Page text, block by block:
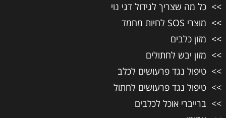
כל מה שצריך לגידול דגי נוי
מוצרי SOS לחיות מחמד
מזון כלבים
מזון יבש לחתולים
טיפול נגד פרעושים לכלב
טיפול נגד פרעושים לחתול
ברייברי אוכל לכלבים